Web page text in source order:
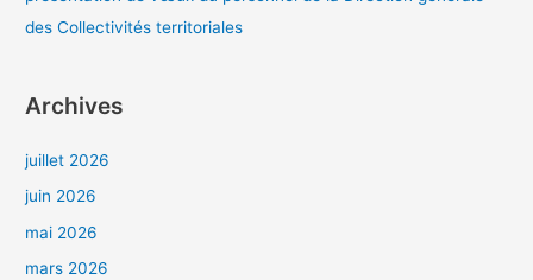
des Collectivités territoriales
Archives
juillet 2026
juin 2026
mai 2026
mars 2026